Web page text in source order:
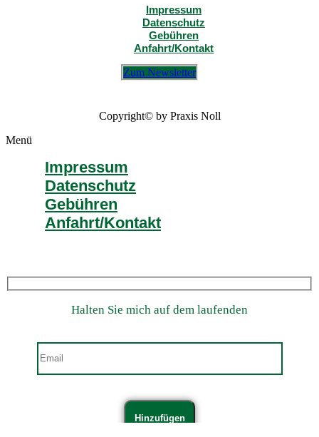
Impressum
Datenschutz
Gebühren
Anfahrt/Kontakt
Zum Newsletter
Copyright© by Praxis Noll
Menü
Impressum
Datenschutz
Gebühren
Anfahrt/Kontakt
Halten Sie mich auf dem laufenden